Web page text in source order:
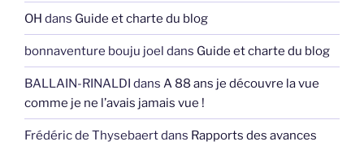
OH dans Guide et charte du blog
bonnaventure bouju joel dans Guide et charte du blog
BALLAIN-RINALDI dans A 88 ans je découvre la vue
comme je ne l’avais jamais vue !
Frédéric de Thysebaertdans Rapports des avances